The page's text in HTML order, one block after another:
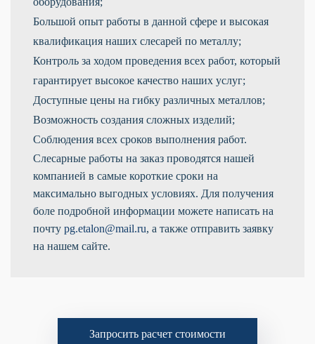
Большой опыт работы в данной сфере и высокая
квалификация наших слесарей по металлу;
Контроль за ходом проведения всех работ, который
гарантирует высокое качество наших услуг;
Доступные цены на гибку различных металлов;
Возможность создания сложных изделий;
Соблюдения всех сроков выполнения работ.
Слесарные работы на заказ проводятся нашей
компанией в самые короткие сроки на
максимально выгодных условиях. Для получения
боле подробной информации можете написать на
почту pg.etalon@mail.ru, а также отправить заявку
на нашем сайте.
Запросить расчет стоимости